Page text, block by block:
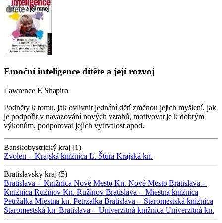
Emoční inteligence dítěte a její rozvoj
Lawrence E Shapiro
Podněty k tomu, jak ovlivnit jednání dětí změnou jejich myšlení, jak
je podpořit v navazování nových vztahů, motivovat je k dobrým
výkonům, podporovat jejich vytrvalost apod.
Banskobystrický kraj (1)
Zvolen - Krajská knižnica Ľ. Štúra Krajská kn.
Bratislavský kraj (5)
Bratislava - Knižnica Nové Mesto Kn. Nové Mesto Bratislava -
Knižnica Ružinov Kn. Ružinov Bratislava - Miestna knižnica
Petržalka Miestna kn. Petržalka Bratislava - Staromestská knižnica
Staromestská kn. Bratislava - Univerzitná knižnica Univerzitná kn.